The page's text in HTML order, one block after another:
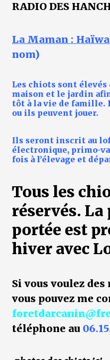
RADIO DES
La Maman : Haïwa
nom)
Les chiots sont
maison et le jardin
tôt à la vie de famille.
ou ils peuvent jouer.
Ils seront inscrit au
électronique, primo-
fois à l’élevage et
Tous les
réservés.
portée est
hiver avec
Si vous voulez
vous pouvez me
téléphone au